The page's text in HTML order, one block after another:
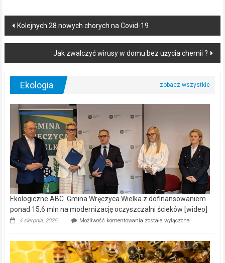
Post
navigation
Kolejnych 28 nowych chorych na Covid-19
Jak zwalczyć wirusy w domu bez użycia chemii ?
Ekologia
Ekologiczne ABC. Gmina Wręczyca Wielka z dofinansowaniem
ponad 15,6 mln na modernizację oczyszczalni ścieków [wideo]
4 sierpnia, 2026 Możliwość komentowania Ekologiczne
Wręczyca
Wielka
z
została wyłączona